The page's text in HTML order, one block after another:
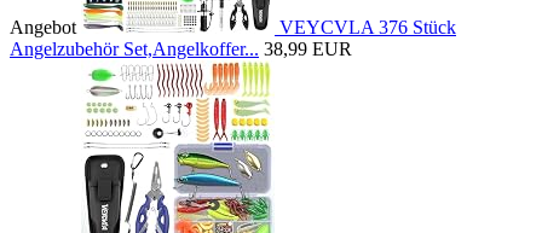
Angebot
VEYCVLA 376 Stück
Angelzubehör Set,Angelkoffer... 38,99 EUR